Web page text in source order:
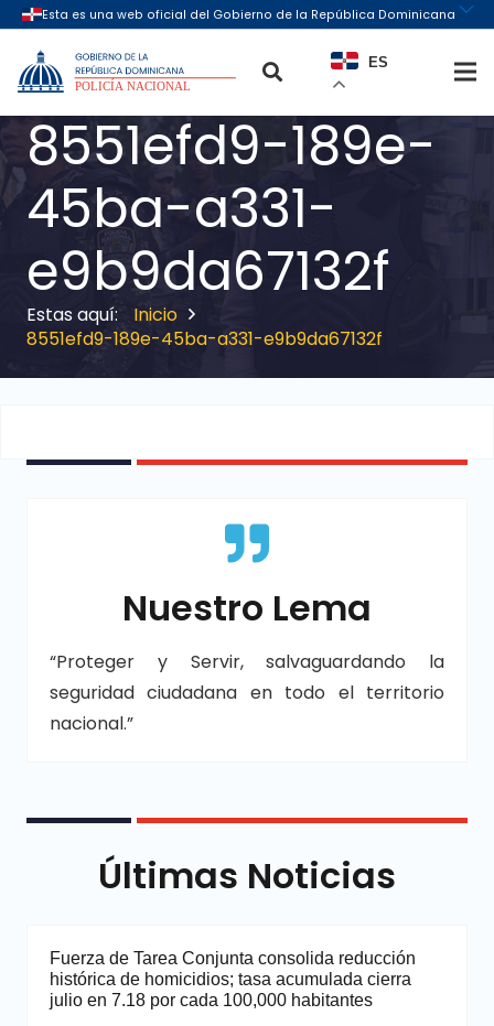
ES
8551efd9-189e-
45ba-a331-
e9b9da67132f
Inicio
8551efd9-189e-45ba-a331-e9b9da67132f
Nuestro Lema
“Proteger y Servir, salvaguardando la
seguridad ciudadana en todo el territorio
nacional.”
Últimas Noticias
Fuerza de Tarea Conjunta consolida reducción
histórica de homicidios; tasa acumulada cierra
julio en 7.18 por cada 100,000 habitantes